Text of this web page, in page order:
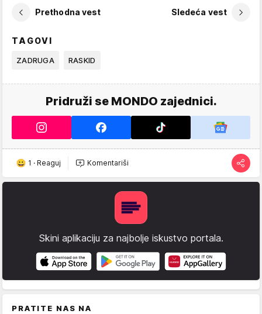
Prethodna vest Sledeća vest
TAGOVI
ZADRUGA RASKID
Pridruži se MONDO zajednici.
1 · Reaguj Komentariši
Skini aplikaciju za najbolje iskustvo portala.
PRATITE NAS NA